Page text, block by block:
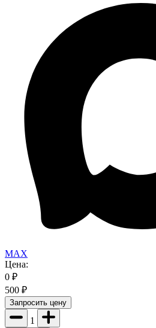
MAX
Цена:
0 ₽
500 ₽
Запросить цену
1